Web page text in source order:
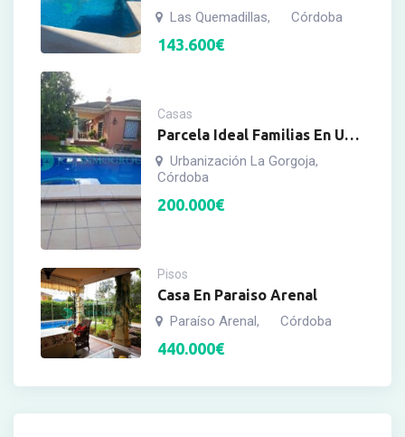
Las Quemadillas, Córdoba
143.600€
Casas
Parcela Ideal Familias En Urb.
La Gorgoja
Urbanización La Gorgoja,
Córdoba
200.000€
Pisos
Casa En Paraiso Arenal
Paraíso Arenal, Córdoba
440.000€